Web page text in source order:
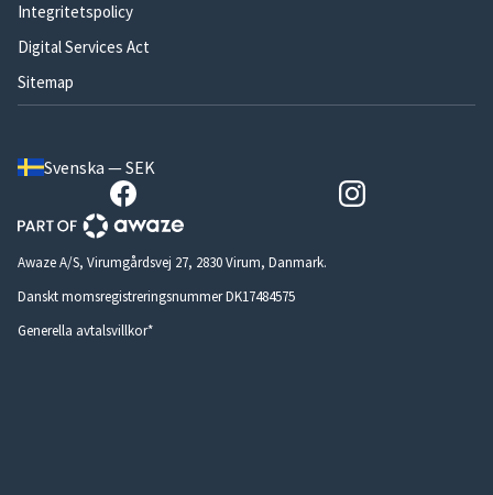
Integritetspolicy
Digital Services Act
Sitemap
Svenska — SEK
Awaze A/S, Virumgårdsvej 27, 2830 Virum, Danmark.
Danskt momsregistreringsnummer DK17484575
Generella avtalsvillkor*